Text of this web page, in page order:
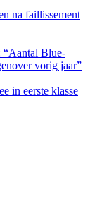
na faillissement
“Aantal Blue-
vorig jaar”
in eerste klasse